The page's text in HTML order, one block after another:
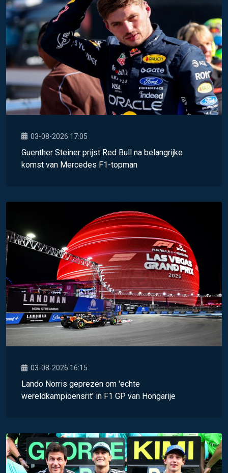
03-08-2026 17:05
Guenther Steiner prijst Red Bull na belangrijke
komst van Mercedes F1-topman
03-08-2026 16:15
Lando Norris geprezen om 'echte
wereldkampioensrit' in F1 GP van Hongarije